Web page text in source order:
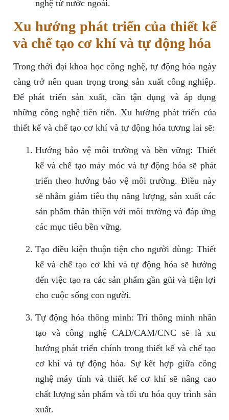
nghệ từ nước ngoài.
Xu hướng phát triển của thiết kế
và chế tạo cơ khí và tự động hóa
Trong thời đại khoa học công nghệ, tự động hóa ngày
càng trở nên quan trọng trong sản xuất công nghiệp.
Để phát triển sản xuất, cần tận dụng và áp dụng
những công nghệ tiên tiến. Xu hướng phát triển của
thiết kế và chế tạo cơ khí và tự động hóa tương lai sẽ:
Hướng bảo vệ môi trường và bền vững: Thiết
kế và chế tạo máy móc và tự động hóa sẽ phát
triển theo hướng bảo vệ môi trường. Điều này
sẽ nhằm giảm tiêu thụ năng lượng, sản xuất các
sản phẩm thân thiện với môi trường và đáp ứng
các mục tiêu bền vững.
Tạo điều kiện thuận tiện cho người dùng: Thiết
kế và chế tạo cơ khí và tự động hóa sẽ hướng
đến việc tạo ra các sản phẩm gần gũi và tiện lợi
cho cuộc sống con người.
Tự động hóa thông minh: Trí thông minh nhân
tạo và công nghệ CAD/CAM/CNC sẽ là xu
hướng phát triển chính trong thiết kế và chế tạo
cơ khí và tự động hóa. Sự kết hợp giữa công
nghệ máy tính và thiết kế cơ khí sẽ nâng cao
chất lượng sản phẩm và tối ưu hóa quy trình sản
xuất.